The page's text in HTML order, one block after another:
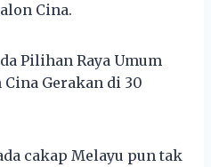
Cina.
Pilihan Raya Umum
Gerakan di 30
cakap Melayu pun tak